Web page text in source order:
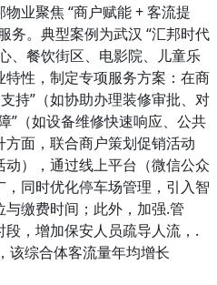
业聚焦 “商户赋能 + 客流提
务。典型案例为武汉 “汇邦时代
、餐饮街区、电影院、儿童乐
性，制定专项服务方案：在商
持”（如协助办理装修审批、对
”（如设备维修快速响应、公共
面，联合商户策划促销活动
动），通过线上平台（微信公众
同时优化停车场管理，引入智
缴费时间；此外，加强.管
，增加保安人员疏导人流，.
该综合体客流量年均增长